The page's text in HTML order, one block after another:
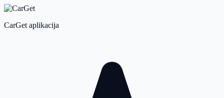
CarGet aplikacija